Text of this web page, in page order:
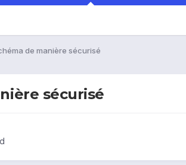
de manière sécurisé
sécurisé